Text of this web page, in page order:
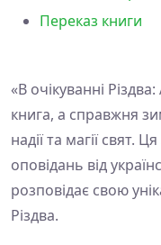
Переказ книги
«В очікуванні
книга, а справжня
надії та магії свят.
оповідань від
розповідає свою
Різдва.